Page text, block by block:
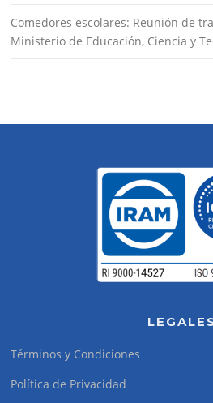
Comedores escolares: Reunión de
Ministerio de Educación, Ciencia y
Términos y Condiciones
Política de Privacidad